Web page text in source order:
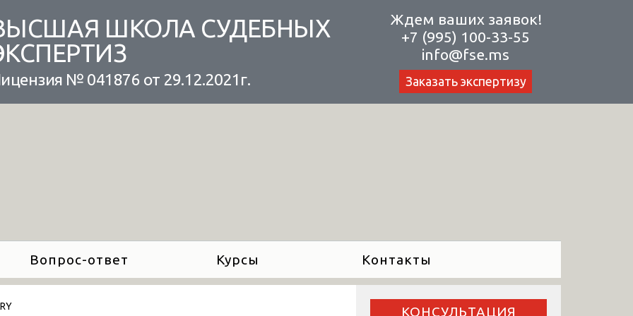
ШКОЛА СУДЕБНЫХ
№ 041876 от 29.12.2021г.
Ждем ваших заявок!
+7 (995) 100-33-55
info@fse.ms
Заказать экспертизу
Вопрос-ответ Курсы Контакты
КОНСУЛЬТАЦИЯ